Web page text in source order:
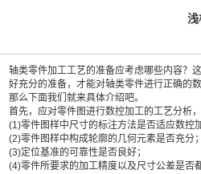
浅
轴类零件加工工艺的准备应考虑哪些内容？
好充分的准备，才能对轴类零件进行正确的
那么下面我们就来具体介绍吧。
首先，应对零件图进行数控加工的工艺分析，
(1)零件图样中尺寸的标注方法是否适应数控
(2)零件图样中构成轮廓的几何元素是否充分；
(3)定位基准的可靠性是否良好；
(4)零件所要求的加工精度以及尺寸公差是否